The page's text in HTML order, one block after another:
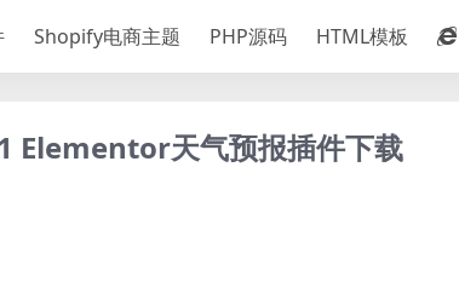
Shopify电商主题 PHP源码 HTML模板
天气预报插件下载